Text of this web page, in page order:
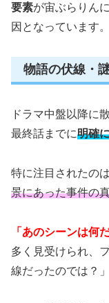
要素が宙ぶらりん
因となっています。
物語の伏線・
ドラマ中盤以降に
最終話までに明確
特に注目されたのは
景にあった事件の
「あのシーンは何
多く見受けられ、
線だったのでは？